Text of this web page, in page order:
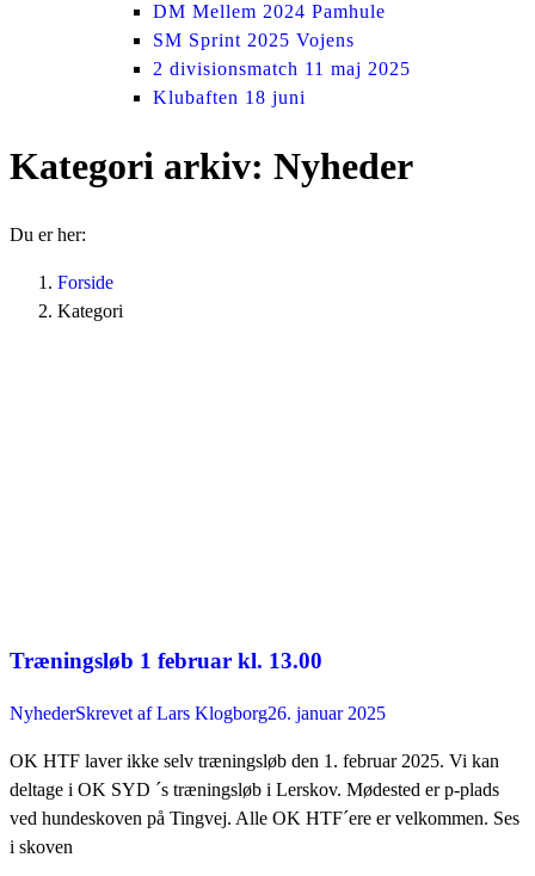
DM Mellem 2024 Pamhule
SM Sprint 2025 Vojens
2 divisionsmatch 11 maj 2025
Klubaften 18 juni
Kategori arkiv: Nyheder
Du er her:
Forside
Kategori
Træningsløb 1 februar kl. 13.00
NyhederSkrevet afLars Klogborg26. januar 2025
OK HTF laver ikke selv træningsløb den 1. februar 2025. Vi kan
deltage i OK SYD ´s træningsløb i Lerskov. Mødested er p-plads
ved hundeskoven på Tingvej. Alle OK HTF´ere er velkommen. Ses
i skoven